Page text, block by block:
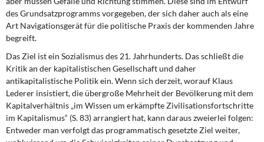
des Grundsatzprogramms vorgegeben, der sich daher auch als eine
Art Navigationsgerät für die politische Praxis der kommenden Jahre
begreift.
Das Ziel ist ein Sozialismus des 21. Jahrhunderts. Das schließt die
Kritik an der kapitalistischen Gesellschaft und daher
antikapitalistische Politik ein. Wenn sich derzeit, worauf Klaus
Lederer insistiert, die übergroße Mehrheit der Bevölkerung mit dem
Kapitalverhältnis „im Wissen um erkämpfte Zivilisationsfortschritte
im Kapitalismus“ (S. 83) arrangiert hat, kann daraus zweierlei folgen:
Entweder man verfolgt das programmatisch gesetzte Ziel weiter,